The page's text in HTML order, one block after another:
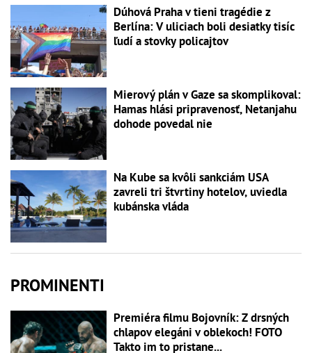
Dúhová Praha v tieni tragédie z
Berlína: V uliciach boli desiatky tisíc
ľudí a stovky policajtov
Mierový plán v Gaze sa skomplikoval:
Hamas hlási pripravenosť, Netanjahu
dohode povedal nie
Na Kube sa kvôli sankciám USA
zavreli tri štvrtiny hotelov, uviedla
kubánska vláda
PROMINENTI
Premiéra filmu Bojovník: Z drsných
chlapov elegáni v oblekoch! FOTO
Takto im to pristane...